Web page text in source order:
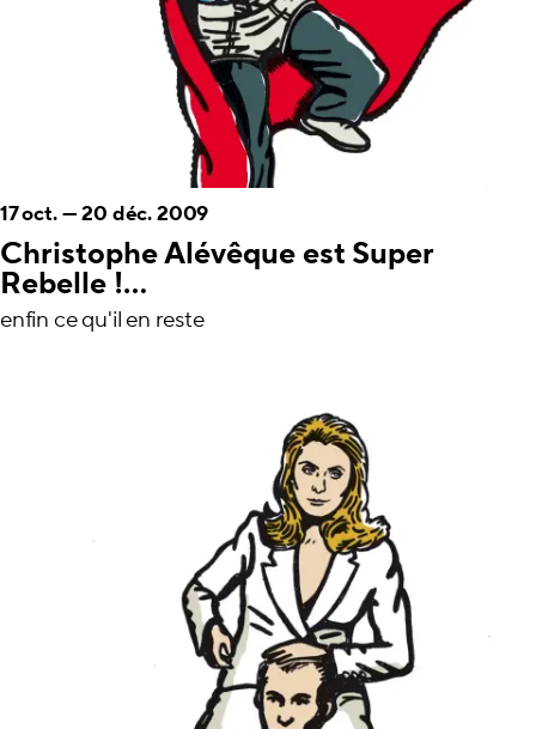
Christophe Alévêque est Super
Rebelle !...
17 oct.—20 déc. 2009
enfin ce qu'il en reste